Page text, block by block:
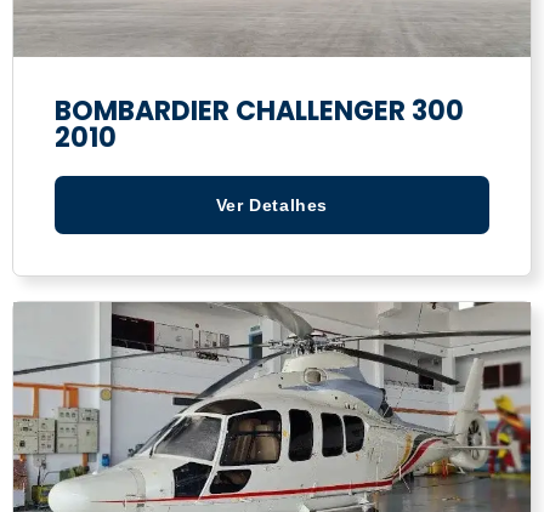
BOMBARDIER CHALLENGER 300
2010
Ver Detalhes